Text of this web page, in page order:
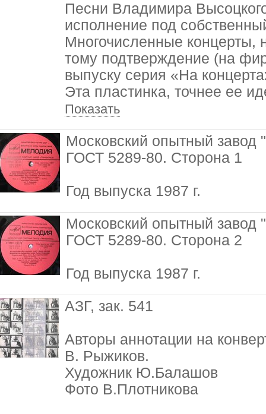
Песни Владимира
исполнение под
Многочисленные концерты,
тому подтверждение (на
выпуску серия «На
Эта пластинка, точнее ее
Показать
Московский опытный завод
ГОСТ 5289-80. Сторона 1
Год выпуска 1987 г.
Московский опытный завод
ГОСТ 5289-80. Сторона 2
Год выпуска 1987 г.
АЗГ, зак. 541
Авторы аннотации на
В. Рыжиков.
Художник Ю.Балашов
Фото В.Плотникова